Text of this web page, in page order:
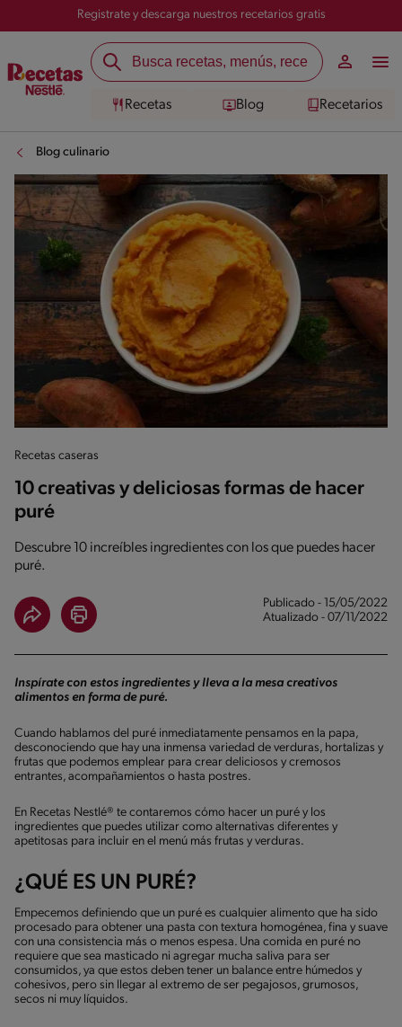
Registrate y descarga nuestros recetarios gratis
Recetas Blog Recetarios
Blog culinario
Recetas caseras
10 creativas y deliciosas formas de hacer
puré
Descubre 10 increíbles ingredientes con los que puedes hacer
puré.
Publicado - 15/05/2022
Atualizado - 07/11/2022
Inspírate con estos ingredientes y lleva a la mesa creativos
alimentos en forma de puré.
Cuando hablamos del puré inmediatamente pensamos en la papa,
desconociendo que hay una inmensa variedad de verduras, hortalizas y
frutas que podemos emplear para crear deliciosos y cremosos
entrantes, acompañamientos o hasta postres.
En Recetas Nestlé® te contaremos cómo hacer un puré y los
ingredientes que puedes utilizar como alternativas diferentes y
apetitosas para incluir en el menú más frutas y verduras.
¿QUÉ ES UN PURÉ?
Empecemos definiendo que un puré es cualquier alimento que ha sido
procesado para obtener una pasta con textura homogénea, fina y suave
con una consistencia más o menos espesa. Una comida en puré no
requiere que sea masticado ni agregar mucha saliva para ser
consumidos, ya que estos deben tener un balance entre húmedos y
cohesivos, pero sin llegar al extremo de ser pegajosos, grumosos,
secos ni muy líquidos.